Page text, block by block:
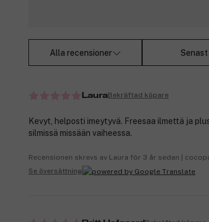
Alla recensioner Senast
LauraBekräftad köpare
Kevyt, helposti imeytyvä. Freesaa ilmettä ja
silmissä missään vaiheessa.
Recensionen skrevs av Laura för 3 år sedan |
Se översättning